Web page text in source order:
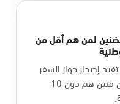
لمن هم أقل من
إصدار جواز السفر
السعودي لأفراد الأسرة المحتضنين ممن هم دون 10